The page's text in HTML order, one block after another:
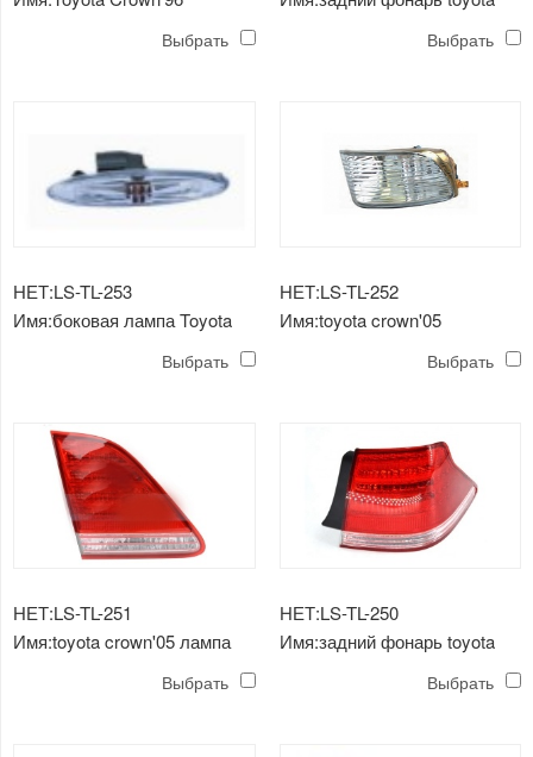
Выбрать Выбрать
НЕТ:LS-TL-253
Имя:боковая лампа Toyota
Выбрать
НЕТ:LS-TL-252
Имя:toyota crown'05
Выбрать
НЕТ:LS-TL-251
Имя:toyota crown'05 лампа
Выбрать
НЕТ:LS-TL-250
Имя:задний фонарь toyota
Выбрать